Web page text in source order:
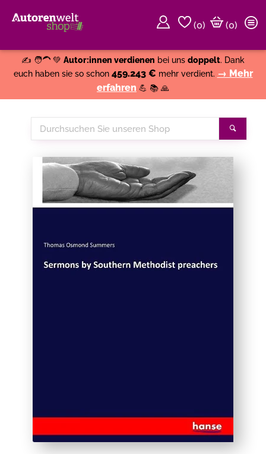
(0)
(0)
✍️ 🧑‍🦱 💚 Autor:innen verdienen bei uns doppelt. Dank
euch haben sie so schon 459.243 € mehr verdient. → Mehr
erfahren 💪 📚 🙏
Durchsuchen
Sie
Shop